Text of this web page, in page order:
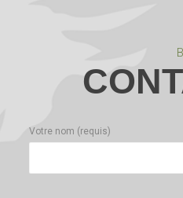
Votre nom (requis)